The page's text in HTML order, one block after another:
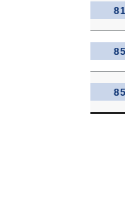
81
85
85